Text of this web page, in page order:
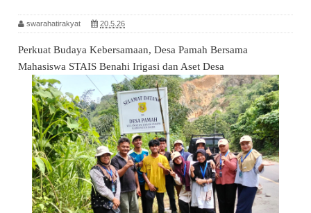
swarahatirakyat 20.5.26
Perkuat Budaya Kebersamaan, Desa Pamah Bersama
Mahasiswa STAIS Benahi Irigasi dan Aset Desa